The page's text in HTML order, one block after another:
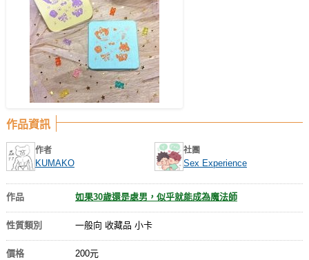
註冊會員
登入
作品資訊
作者
KUMAKO
社團
Sex Experience
作品 如果30歲還是處男，似乎就能成為魔法師
性質類別 一般向 收藏品 小卡
價格 200元